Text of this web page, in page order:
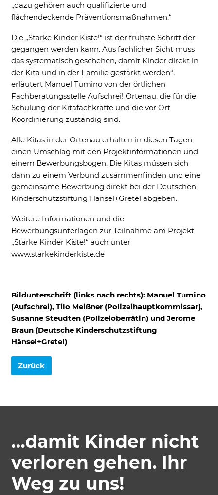
„dazu gehören auch qualifizierte und
flächendeckende Präventionsmaßnahmen.“
Die „Starke Kinder Kiste!“ ist der frühste Schritt der
gegangen werden kann. Aus fachlicher Sicht muss
das systematisch geschehen, damit Kinder direkt in
der Kita und in der Familie gestärkt werden“,
erläutert Manuel Tumino von der örtlichen
Fachberatungsstelle Aufschrei! Ortenau, die für die
Schulung der Kitafachkräfte und die vor Ort
Koordinierung zuständig sind.
Alle Kitas in der Ortenau erhalten in diesen Tagen
einen Umschlag mit den Projektinformationen und
einem Bewerbungsbogen. Die Kitas müssen sich
dann zu einem Verbund zusammenfinden und eine
gemeinsame Bewerbung direkt bei der Deutschen
Kinderschutzstiftung Hänsel+Gretel abgeben.
Weitere Informationen und die
Bewerbungsunterlagen zur Teilnahme am Projekt
„Starke Kinder Kiste!“ auch unter
www.starkekinderkiste.de
Bildunterschrift (links nach rechts): Manuel Tumino
(Aufschrei), Tilo Meißner (Polizeihauptkommissar),
Susanne Steudten (Polizeioberrätin) und Jerome
Braun (Deutsche Kinderschutzstiftung
Hänsel+Gretel)
Zurück
…damit Kinder nicht
verloren gehen. Ihr
Weg zu uns!
Akzeptieren Speichern Ablehnen
Impressum Datenschutz